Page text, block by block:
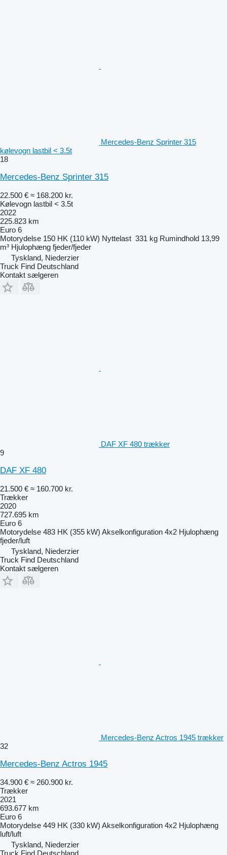
Mercedes-Benz Sprinter 315
kølevogn lastbil < 3.5t
18
Mercedes-Benz Sprinter 315
22.500 € ≈ 168.200 kr.
Kølevogn lastbil < 3.5t
2022
225.823 km
Euro 6
Motorydelse 150 HK (110 kW) Nyttelast 331 kg Rumindhold 13,99
m³ Hjulophæng fjeder/fjeder
Tyskland, Niederzier
Truck Find Deutschland
Kontakt sælgeren
DAF XF 480 trækker
9
DAF XF 480
21.500 € ≈ 160.700 kr.
Trækker
2020
727.695 km
Euro 6
Motorydelse 483 HK (355 kW) Akselkonfiguration 4x2 Hjulophæng
fjeder/luft
Tyskland, Niederzier
Truck Find Deutschland
Kontakt sælgeren
Mercedes-Benz Actros 1945 trækker
32
Mercedes-Benz Actros 1945
34.900 € ≈ 260.900 kr.
Trækker
2021
693.677 km
Euro 6
Motorydelse 449 HK (330 kW) Akselkonfiguration 4x2 Hjulophæng
luft/luft
Tyskland, Niederzier
Truck Find Deutschland